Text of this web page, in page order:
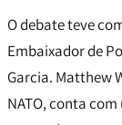
O debate teve
Embaixador de
Garcia. Matthew
NATO, conta